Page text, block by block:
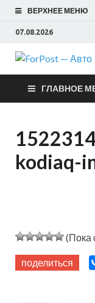
ВЕРХНЕЕ МЕНЮ
07.08.2026
ГЛАВНОЕ
kodiaq-
(Пока
поделиться